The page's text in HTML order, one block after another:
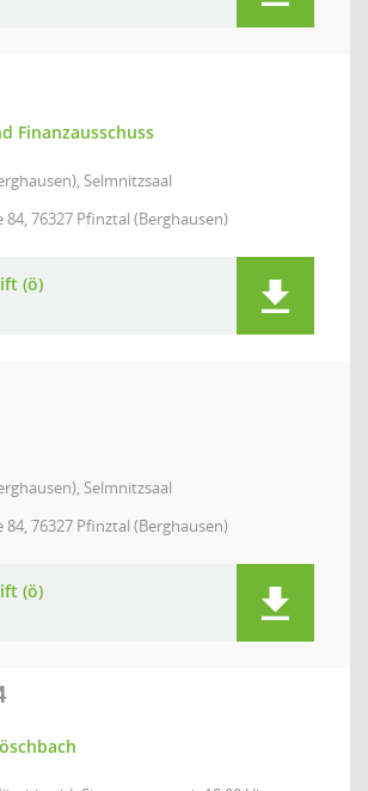
Finanzausschuss
Selmnitzsaal
76327 Pfinztal (Berghausen)
(ö)
Selmnitzsaal
76327 Pfinztal (Berghausen)
(ö)